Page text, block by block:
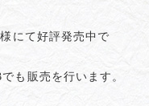
にて好評発売中で
も販売を行います。